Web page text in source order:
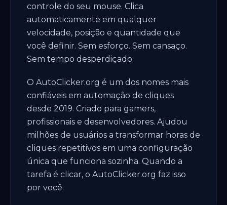
controle do seu mouse. Clica
automaticamente em qualquer
velocidade, posição e quantidade que
você definir. Sem esforço. Sem cansaço.
Sem tempo desperdiçado.
O AutoClicker.org é um dos nomes mais
confiáveis em automação de cliques
desde 2019. Criado para gamers,
profissionais e desenvolvedores. Ajudou
milhões de usuários a transformar horas de
cliques repetitivos em uma configuração
única que funciona sozinha. Quando a
tarefa é clicar, o AutoClicker.org faz isso
por você.